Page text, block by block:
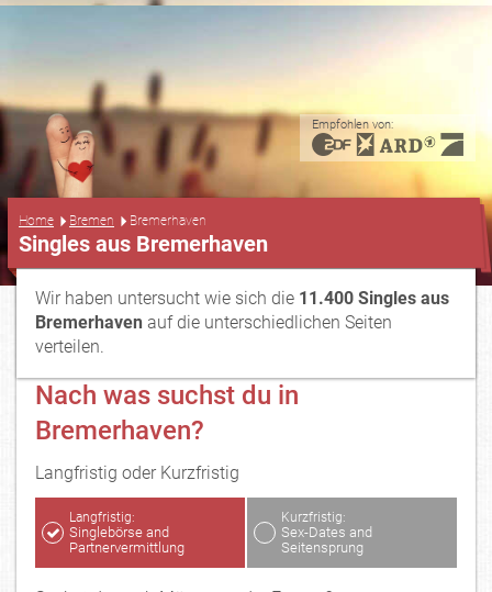
Empfohlen von:
Home Bremen Bremerhaven
Singles aus Bremerhaven
Wir haben untersucht wie sich die 11.400 Singles aus
Bremerhaven auf die unterschiedlichen Seiten
verteilen.
Nach was suchst du in
Bremerhaven?
Langfristig oder Kurzfristig
Langfristig:
Singlebörse and
Partnervermittlung
Kurzfristig:
Sex-Dates and
Seitensprung